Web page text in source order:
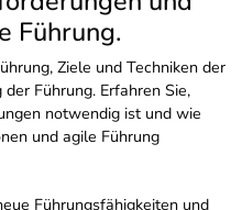
Führung.
Ziele und Techniken der
Führung. Erfahren Sie,
notwendig ist und wie
und agile Führung
Führungsfähigkeiten und